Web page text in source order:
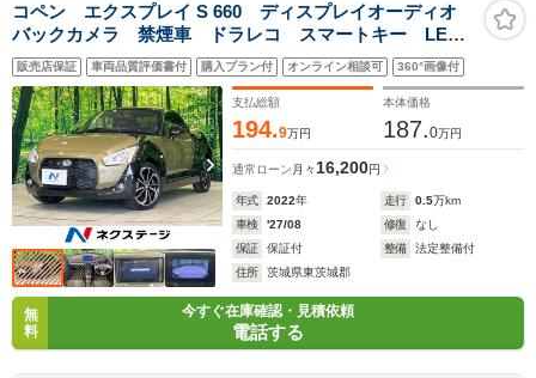
コペン エクスプレイ S 660 ディスプレイオーディオ
バックカメラ 禁煙車 ドラレコ スマートキー LED
ヘッド ETC RECAROシート 純正16インチアルミ
オートライト オートエアコン パドルシフト LEDフ
ォグ
販売店保証 車両品質評価書付 購入プラン付 オンライン相談可 360°画像付
支払総額
194.9万円
本体価格
187.0万円
通常ローン 月々 16,200円
年式 2022年 走行 0.5万km
車検
'27/08 修復
なし
保証
保証付 整備
法定整備付
住所
茨城県東茨城郡
無
料
今すぐ在庫確認・見積依頼
電話する